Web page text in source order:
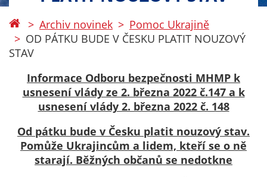
Archiv novinek
Pomoc Ukrajině
OD PÁTKU BUDE V ČESKU PLATIT NOUZOVÝ
STAV
Informace Odboru bezpečnosti MHMP k
usnesení vlády ze 2. března 2022 č.147 a k
usnesení vlády 2. března 2022 č. 148
Od pátku bude v Česku platit nouzový stav.
Pomůže Ukrajincům a lidem, kteří se o ně
starají. Běžných občanů se nedotkne
Technické